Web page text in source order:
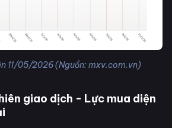
11/05/2026 (Nguồn: mxv.com.vn)
giao dịch - Lực mua diện